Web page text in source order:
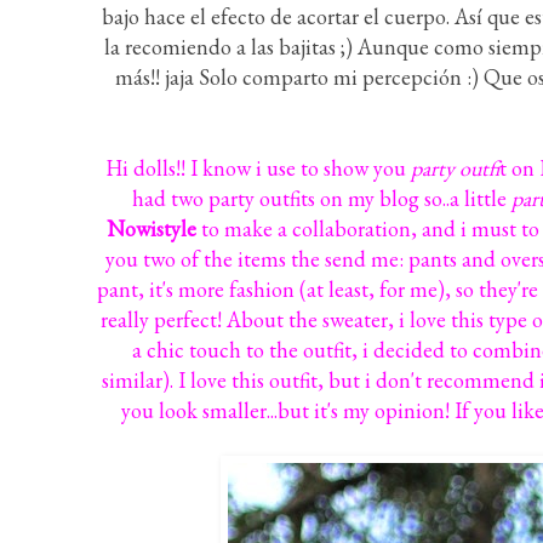
bajo hace el efecto de acortar el cuerpo. Así que
la recomiendo a las bajitas ;) Aunque como
más!! jaja Solo comparto mi percepción :) Que
Hi dolls!! I know i use to show you party outfit on
had two party outfits on my blog so..a little
Nowistyleto make a collaboration, and i must to
you two of the items the send me: pants and
pant, it's more fashion (at least, for me), so
really perfect! About the sweater, i love this type
a chic touch to the outfit, i decided to
similar). I love this outfit, but i don't recommend
you look smaller...but it's my opinion! If you